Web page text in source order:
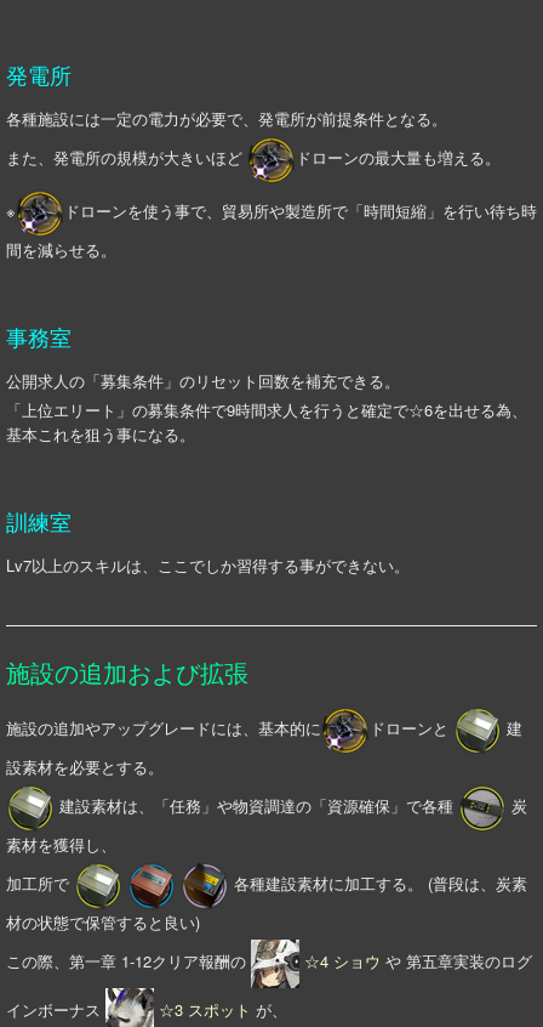
発電所
各種施設には一定の電力が必要で、発電所が前提条件となる。
また、発電所の規模が大きいほど
ドローンの最大量も増える。
※
ドローンを使う事で、貿易所や製造所で「時間短縮」を行い待ち時
間を減らせる。
事務室
公開求人の「募集条件」のリセット回数を補充できる。
「上位エリート」の募集条件で9時間求人を行うと確定で☆6を出せる為、
基本これを狙う事になる。
訓練室
Lv7以上のスキルは、ここでしか習得する事ができない。
施設の追加および拡張
施設の追加やアップグレードには、基本的に ドローンと
建
設素材を必要とする。
建設素材は、「任務」や物資調達の「資源確保」で各種
炭
素材を獲得し、
加工所で
各種建設素材に加工する。 (普段は、炭素
材の状態で保管すると良い)
この際、第一章 1-12クリア報酬の
☆4 ショウ や 第五章実装のログ
インボーナス ☆3 スポット が、